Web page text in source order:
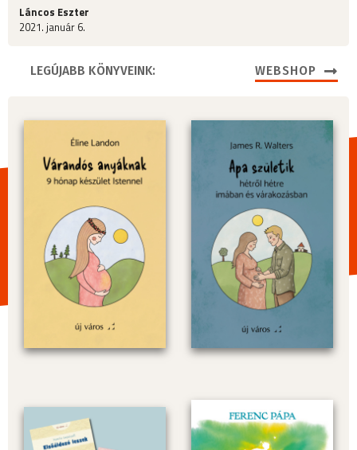
Láncos Eszter
2021. január 6.
LEGÚJABB KÖNYVEINK: WEBSHOP